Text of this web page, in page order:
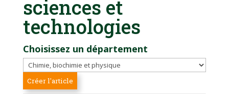
sciences et
technologies
Choisissez un département